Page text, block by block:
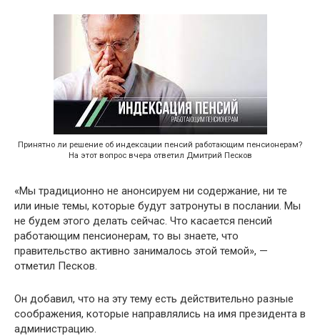
Принятно ли решение об индексации пенсий работающим пенсионерам?
На этот вопрос вчера ответил Дмитрий Песков
«Мы традиционно не анонсируем ни содержание, ни те
или иные темы, которые будут затронуты в послании. Мы
не будем этого делать сейчас. Что касается пенсий
работающим пенсионерам, то вы знаете, что
правительство активно занималось этой темой», —
отметил Песков.
Он добавил, что на эту тему есть действительно разные
соображения, которые направлялись на имя президента в
администрацию.